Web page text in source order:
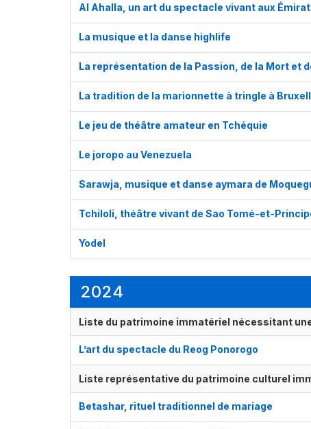
Al Ahalla, un art du spectacle vivant aux
La musique et la danse highlife
La représentation de la Passion, de la Mort et
La tradition de la marionnette à tringle à
Le jeu de théâtre amateur en Tchéquie
Le joropo au Venezuela
Sarawja, musique et danse aymara de
Tchiloli, théâtre vivant de Sao Tomé-et-
Yodel
2024
Liste du patrimoine immatériel nécessitant
L’art du spectacle du Reog Ponorogo
Liste représentative du patrimoine culturel
Betashar, rituel traditionnel de mariage